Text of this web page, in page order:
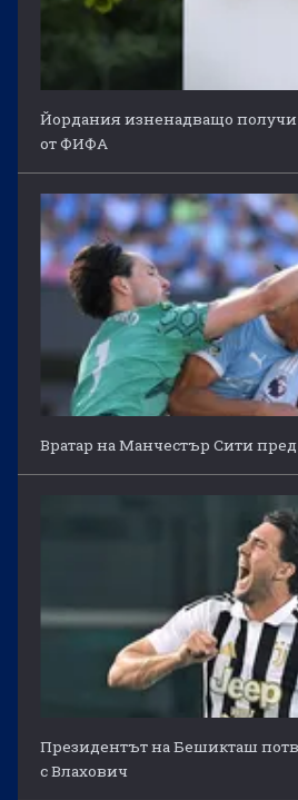
Йордания изненадващо
от ФИФА
Вратар на Манчестър Сити
Президентът на Бешикташ
с Влахович